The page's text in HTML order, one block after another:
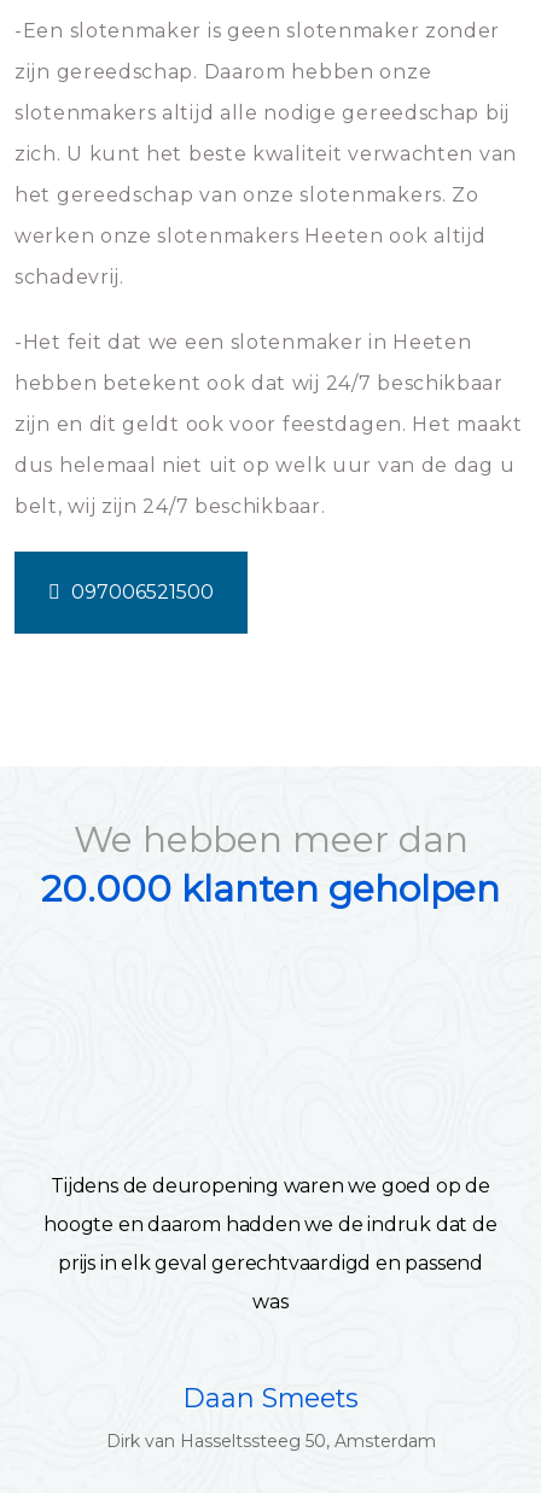
-Een slotenmaker is geen slotenmaker zonder
zijn gereedschap. Daarom hebben onze
slotenmakers altijd alle nodige gereedschap bij
zich. U kunt het beste kwaliteit verwachten van
het gereedschap van onze slotenmakers. Zo
werken onze slotenmakers Heeten ook altijd
schadevrij.
-Het feit dat we een slotenmaker in Heeten
hebben betekent ook dat wij 24/7 beschikbaar
zijn en dit geldt ook voor feestdagen. Het maakt
dus helemaal niet uit op welk uur van de dag u
belt, wij zijn 24/7 beschikbaar.
097006521500
We hebben meer dan
20.000 klanten geholpen
Tijdens de deuropening waren we goed op de
hoogte en daarom hadden we de indruk dat de
prijs in elk geval gerechtvaardigd en passend
was
Daan Smeets
Dirk van Hasseltssteeg 50, Amsterdam